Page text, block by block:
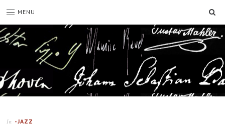
MENU
In -JAZZ